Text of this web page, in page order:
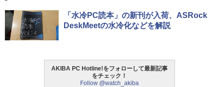
「水冷PC読本」の新刊が入荷、ASRock
DeskMeetの水冷化などを解説
AKIBA PC Hotline!をフォローして最新記事
をチェック！
Follow @watch_akiba